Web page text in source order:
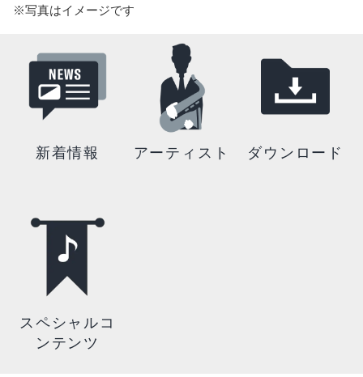
※写真はイメージです
新着情報 アーティスト ダウンロード
スペシャルコ
ンテンツ